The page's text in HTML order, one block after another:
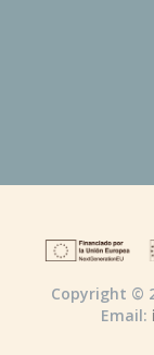
Copyright ©
Email: